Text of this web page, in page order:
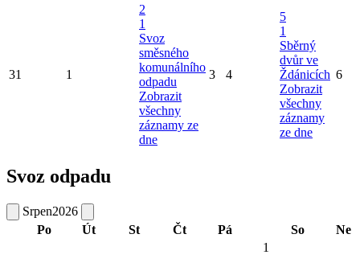
31 1
2
1
Svoz
směsného
komunálního
odpadu
Zobrazit
všechny
záznamy ze
dne
3 4
5
1
Sběrný
dvůr ve
Ždánicích
Zobrazit
všechny
záznamy
ze dne
6
Svoz odpadu
Srpen2026
Po
Út St Čt Pá So Ne
1